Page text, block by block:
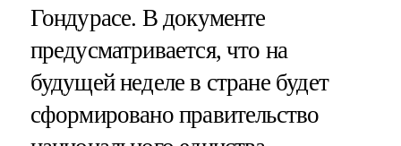
Гондурасе. В документе
предусматривается, что на
будущей неделе в стране будет
сформировано правительство